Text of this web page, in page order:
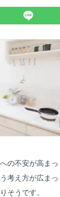
の不安が高まっ
考え方が広まっ
そうです。